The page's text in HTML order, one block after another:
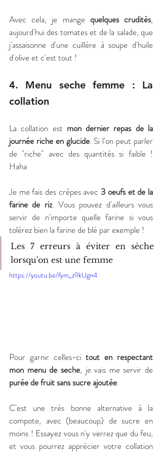
Avec cela, je mange quelques crudités,
aujourd'hui des tomates et de la salade, que
j'assaisonne d'une cuillère à soupe d'huile
d'olive et c'est tout !
4. Menu seche femme : La
collation
La collation est mon dernier repas de la
journée riche en glucide. Si l'on peut parler
de "riche" avec des quantités si faible !
Haha
Je me fais des crêpes avec 3 oeufs et de la
farine de riz. Vous pouvez d'ailleurs vous
servir de n'importe quelle farine si vous
tolérez bien la farine de blé par exemple !
Les 7 erreurs à éviter en sèche
lorsqu'on est une femme
https://youtu.be/fym_z9kUgn4
Pour garnir celles-ci tout en respectant
mon menu de seche
purée de fruit sans sucre ajoutée.
C'est une très bonne alternative à la
compote, avec (beaucoup) de sucre en
moins ! Essayez vous n'y verrez que du feu,